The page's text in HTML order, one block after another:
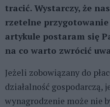
tracić. Wystarczy, że
rzetelne przygotowanie
artykule postaram się
na co warto zwrócić
Jeżeli zobowiązany do
działalność gospodarczą,
wynagrodzenie może nie